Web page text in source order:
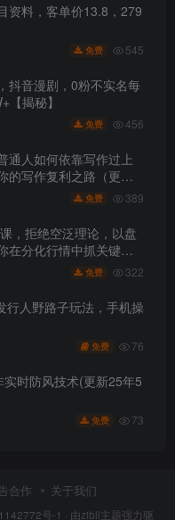
资料，客单价13.8，279
免费 545
抖音漫剧，0粉不实名每
【揭秘】
免费 456
通人如何依靠写作过上
写作复利之路（更新6
免费 389
，拒绝空泛理论，以盘
在分化行情中抓关键品
免费 322
行人野路子玩法，手机操
免费 76
实时防风技术(更新25年5
免费 73
合作 关于我们
号-1 · 由zibll主题强力驱